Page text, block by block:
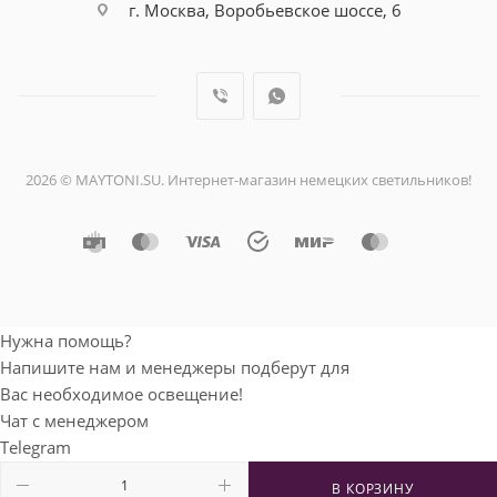
В КОРЗИНУ
г. Москва, Воробьевское шоссе, 6
2026 © MAYTONI.SU. Интернет-магазин немецких светильников!
Нужна помощь?
Напишите нам и менеджеры подберут для
Вас необходимое освещение!
Чат с менеджером
Telegram